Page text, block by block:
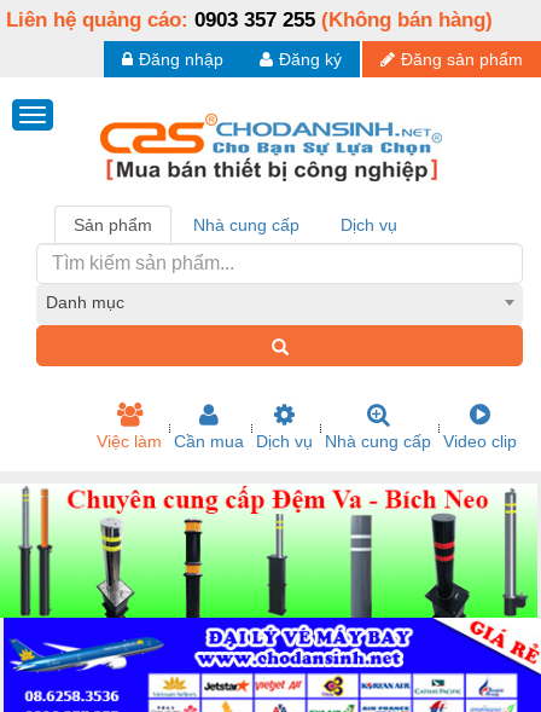
Liên hệ quảng cáo: 0903 357 255 (Không bán hàng)
Đăng sản phẩm
Đăng ký
Đăng nhập
Sản phẩm Nhà cung cấp Dịch vụ
Danh mục
Việc làm Cần mua Dịch vụ Nhà cung cấp Video clip